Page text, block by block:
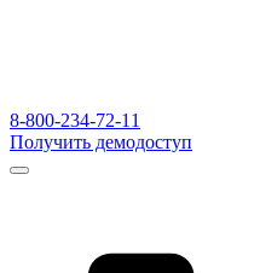
8-800-234-72-11
Получить демодоступ